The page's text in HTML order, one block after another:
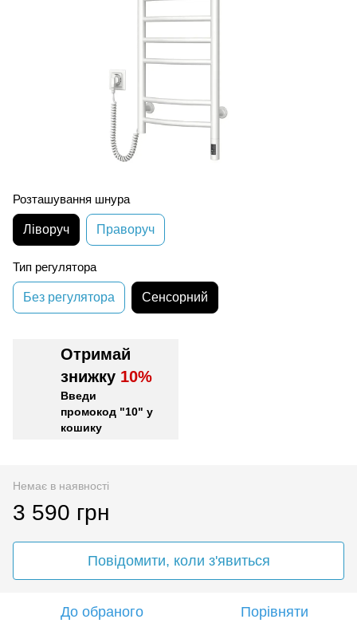
Розташування шнура
Ліворуч Праворуч
Тип регулятора
Без регулятора Сенсорний
Отримай
знижку 10%
Введи
промокод "10" у
кошику
Немає в наявності
3 590 грн
Повідомити, коли з'явиться
До обраного Порівняти